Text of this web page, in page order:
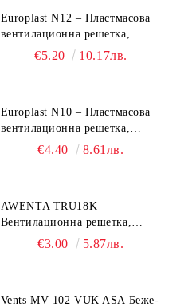
Europlast N12 – Пластмасова
вентилационна решетка,
190x190 mm
€5.20 10.17лв.
Europlast N10 – Пластмасова
вентилационна решетка,
153x148 mm
€4.40 8.61лв.
AWENTA TRU18K –
Вентилационна решетка,
Ø150 mm, ABS пластмаса
€3.00 5.87лв.
Vents MV 102 VUK ASA Беже-